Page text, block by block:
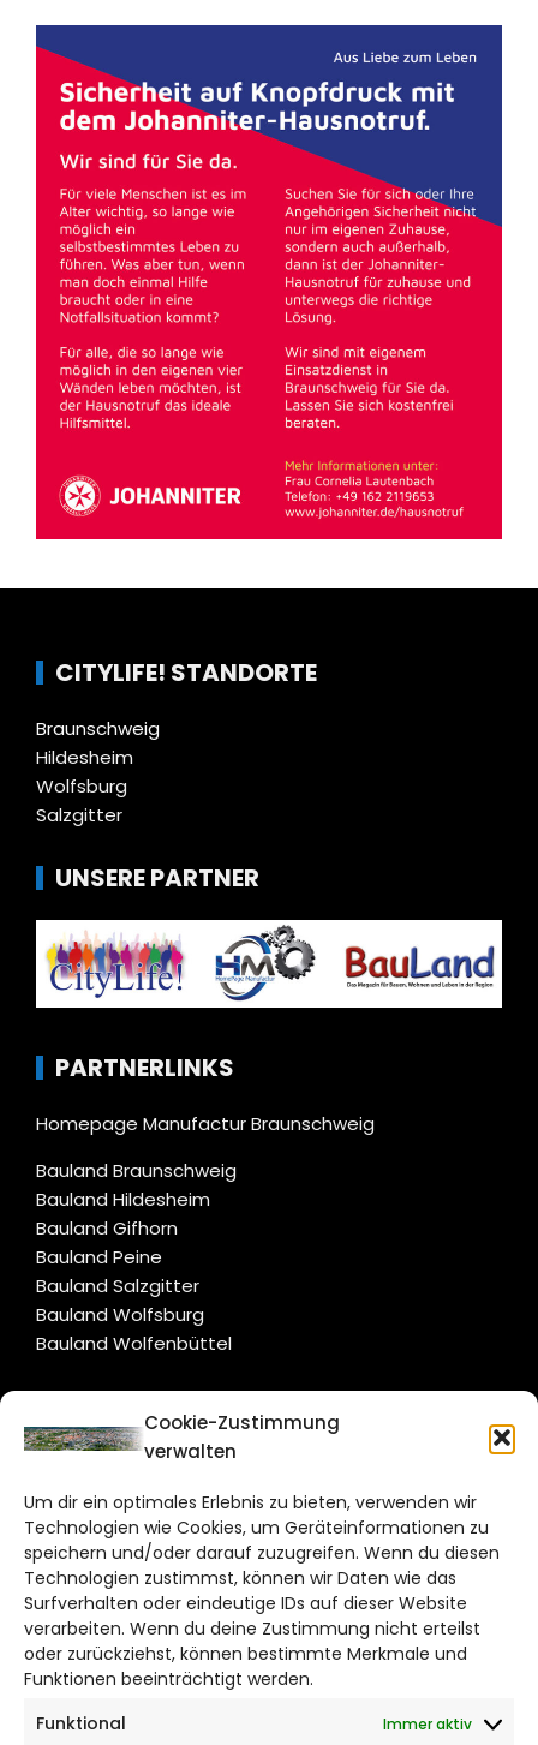
Cookie-Zustimmung
verwalten
Um dir ein optimales Erlebnis zu bieten, verwenden wir
Technologien wie Cookies, um Geräteinformationen zu
speichern und/oder darauf zuzugreifen. Wenn du diesen
Technologien zustimmst, können wir Daten wie das
Surfverhalten oder eindeutige IDs auf dieser Website
verarbeiten. Wenn du deine Zustimmung nicht erteilst
oder zurückziehst, können bestimmte Merkmale und
Funktionen beeinträchtigt werden.
Funktional
Immer aktiv
CITYLIFE! STANDORTE
Braunschweig
Hildesheim
Wolfsburg
Salzgitter
UNSERE PARTNER
PARTNERLINKS
Homepage Manufactur Braunschweig
Bauland Braunschweig
Bauland Hildesheim
Bauland Gifhorn
Bauland Peine
Bauland Salzgitter
Bauland Wolfsburg
Bauland Wolfenbüttel
CITYLIFE!
Bruchtorwall 12
38100 Braunschweig
Telefon: 0531 387220 – 65
DAS STADTMAGAZIN FÜR
BRAUNSCHWEIG
Impressum